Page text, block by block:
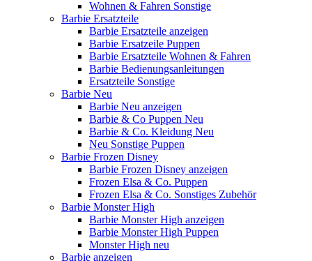
Wohnen & Fahren Sonstige
Barbie Ersatzteile
Barbie Ersatzteile anzeigen
Barbie Ersatzeile Puppen
Barbie Ersatzteile Wohnen & Fahren
Barbie Bedienungsanleitungen
Ersatzteile Sonstige
Barbie Neu
Barbie Neu anzeigen
Barbie & Co Puppen Neu
Barbie & Co. Kleidung Neu
Neu Sonstige Puppen
Barbie Frozen Disney
Barbie Frozen Disney anzeigen
Frozen Elsa & Co. Puppen
Frozen Elsa & Co. Sonstiges Zubehör
Barbie Monster High
Barbie Monster High anzeigen
Barbie Monster High Puppen
Monster High neu
Barbie anzeigen